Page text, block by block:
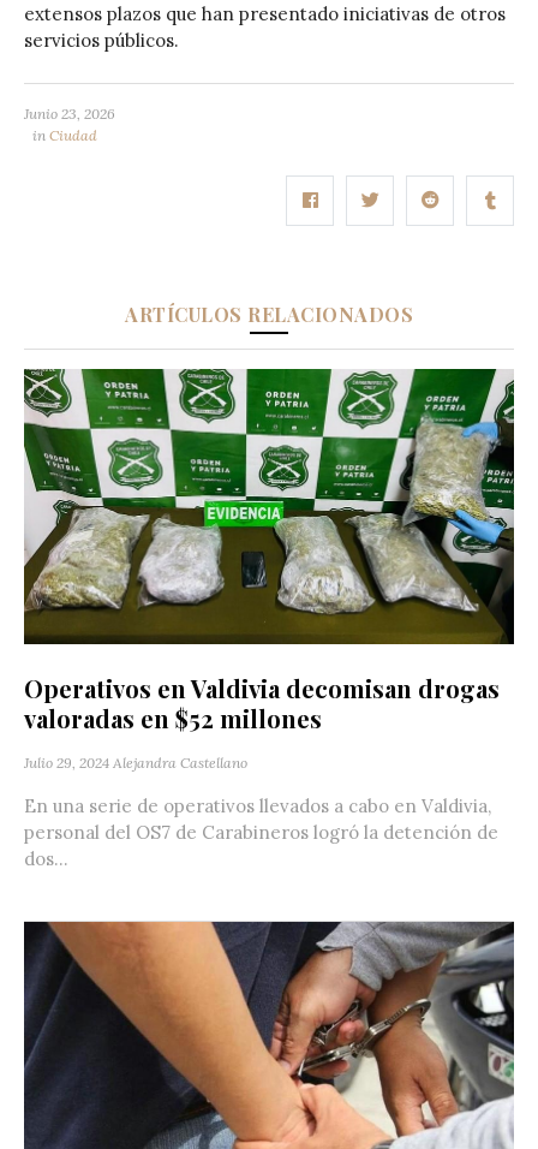
extensos plazos que han presentado iniciativas de otros
servicios públicos.
Junio 23, 2026
in Ciudad
ARTÍCULOS RELACIONADOS
Operativos en Valdivia decomisan drogas
valoradas en $52 millones
Julio 29, 2024 Alejandra Castellano
En una serie de operativos llevados a cabo en Valdivia,
personal del OS7 de Carabineros logró la detención de
dos...